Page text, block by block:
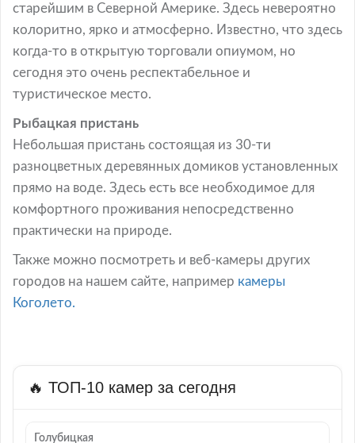
старейшим в Северной Америке. Здесь невероятно
колоритно, ярко и атмосферно. Известно, что здесь
когда-то в открытую торговали опиумом, но
сегодня это очень респектабельное и
туристическое место.
Рыбацкая пристань
Небольшая пристань состоящая из 30-ти
разноцветных деревянных домиков установленных
прямо на воде. Здесь есть все необходимое для
комфортного проживания непосредственно
практически на природе.
Также можно посмотреть и веб-камеры других
городов на нашем сайте, например камеры
Коголето.
🔥 ТОП-10 камер за сегодня
Голубицкая